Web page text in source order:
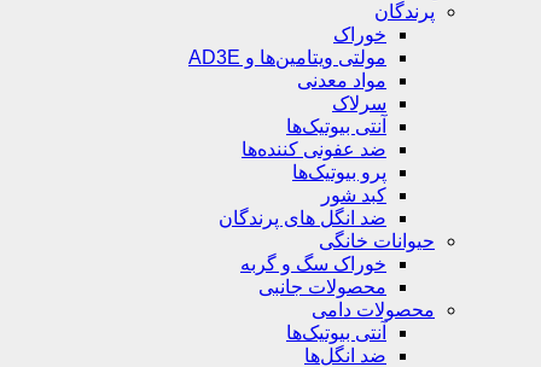
پرندگان
خوراک
مولتی ویتامین‌ها و AD3E
مواد معدنی
سرلاک
آنتی بیوتیک‌ها
ضد عفونی کننده‌ها
پرو بیوتیک‌ها
کبد شور
ضد انگل های پرندگان
حیوانات خانگی
خوراک سگ و گربه
محصولات جانبی
محصولات دامی
آنتی بیوتیک‌ها
ضد انگل‌ها